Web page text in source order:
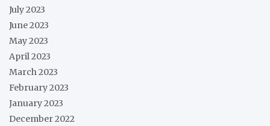
July 2023
June 2023
May 2023
April 2023
March 2023
February 2023
January 2023
December 2022